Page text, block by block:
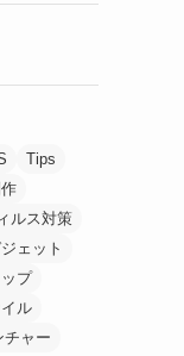
Tips
ルス対策
ェット
プ
ル
チャー